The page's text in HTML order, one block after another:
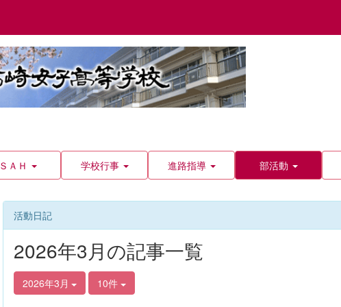
ＳＡＨ 学校行事 進路指導 部活動
活動日記
2026年3月の記事一覧
2026年3月 10件